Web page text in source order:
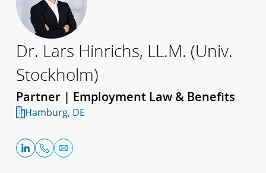
Dr. Lars Hinrichs, LL.M. (Univ.
Stockholm)
Partner | Employment Law & Benefits
Hamburg, DE